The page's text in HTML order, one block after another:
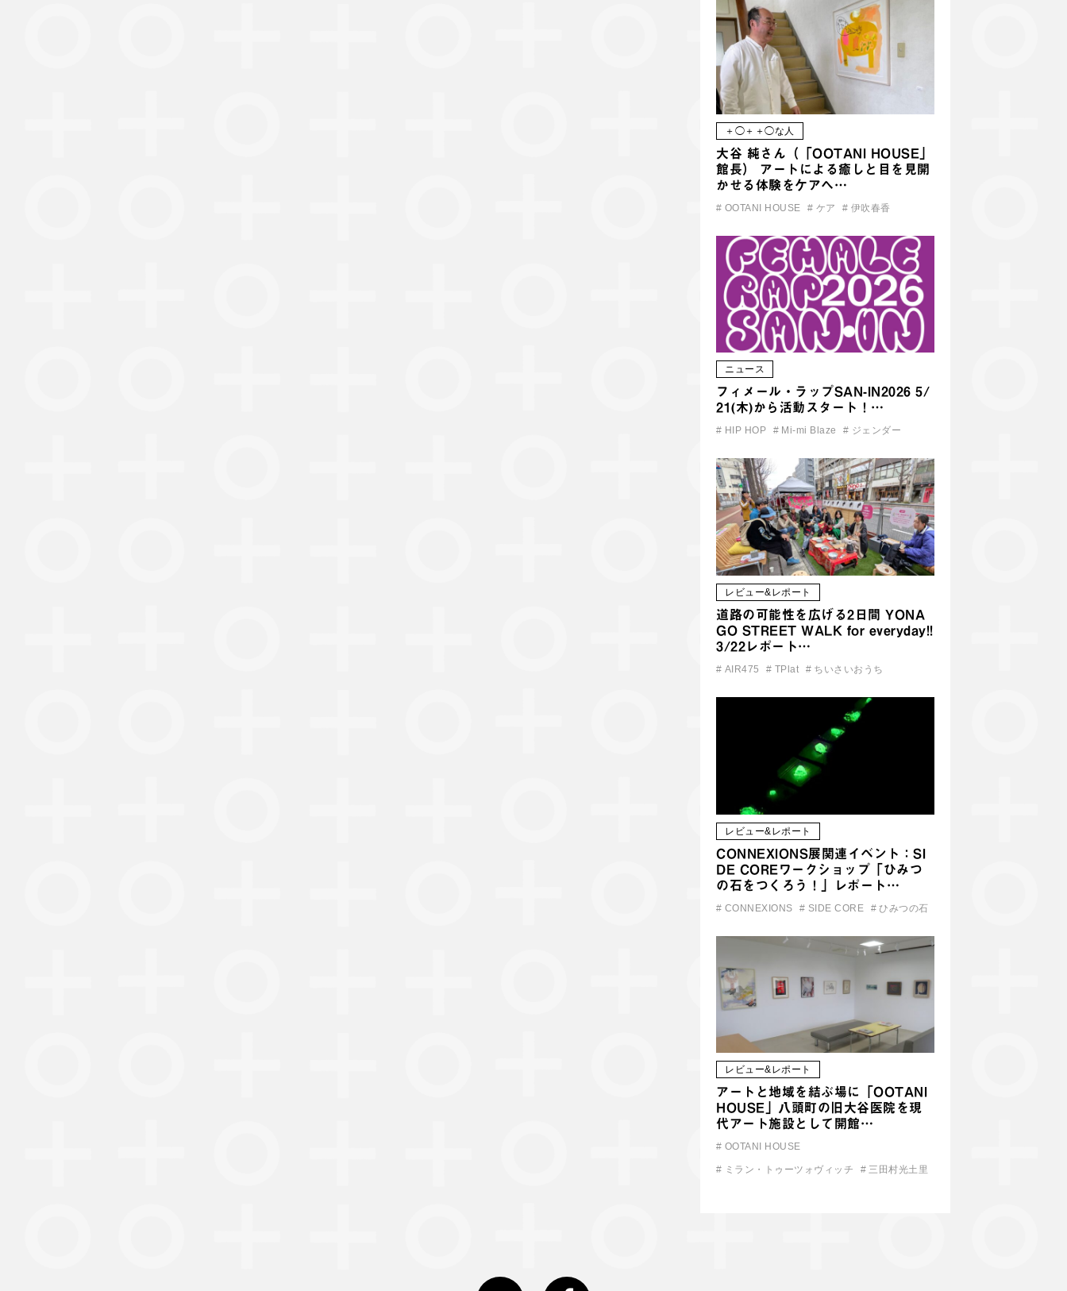
＋◯＋＋◯な人
大谷 純さん（「OOTANI HOUSE」
館長） アートによる癒しと目を見開
かせる体験をケアへ…
# OOTANI HOUSE # ケア # 伊吹春香
ニュース
フィメール・ラップSAN-IN2026 5/
21(木)から活動スタート！…
# HIP HOP # Mi-mi Blaze # ジェンダー
レビュー&レポート
道路の可能性を広げる2日間 YONA
GO STREET WALK for everyday!!
3/22レポート…
# AIR475 # TPlat # ちいさいおうち
レビュー&レポート
CONNEXIONS展関連イベント：SI
DE COREワークショップ「ひみつ
の石をつくろう！」レポート…
# CONNEXIONS # SIDE CORE # ひみつの石
レビュー&レポート
アートと地域を結ぶ場に「OOTANI
HOUSE」八頭町の旧大谷医院を現
代アート施設として開館…
# OOTANI HOUSE
# ミラン・トゥーツォヴィッチ # 三田村光土里